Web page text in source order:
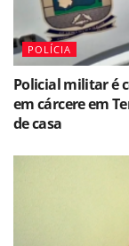
POLÍCIA
Policial militar é
em cárcere em
de casa